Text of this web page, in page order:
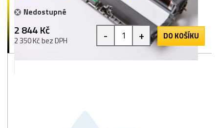
Nedostupné
2 844 Kč
2 350 Kč bez DPH - + DO KOŠÍKU